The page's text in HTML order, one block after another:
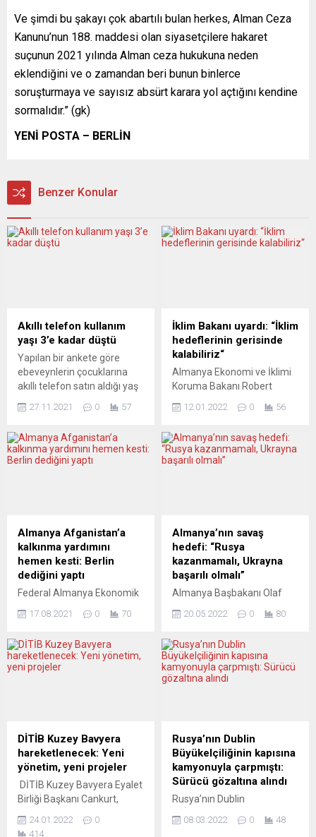
Ve şimdi bu şakayı çok abartılı bulan herkes, Alman Ceza
Kanunu’nun 188. maddesi olan siyasetçilere hakaret
suçunun 2021 yılında Alman ceza hukukuna neden
eklendiğini ve o zamandan beri bunun binlerce
soruşturmaya ve sayısız absürt karara yol açtığını kendine
sormalıdır.” (gk)
YENİ POSTA – BERLİN
Benzer Konular
Akıllı telefon kullanım
yaşı 3’e kadar düştü
Yapılan bir ankete göre
ebeveynlerin çocuklarına
akıllı telefon satın aldığı yaş
babaların yarısı ise akıllı
öngörüyor. Çocuklar kaç
yaşından itibaren akıllı
kuruluşu YouGov’un son
anketine göre, akıllı...
27.11.2021 0 57
İklim Bakanı uyardı: “İklim
hedeflerinin gerisinde
kalabiliriz“
Almanya Ekonomi ve İklimi
Koruma Bakanı Robert
alınmaması halinde
koruma hedeflerinin
arkasında kalacağı
iklim değişikliğiyle mücadele
programına ilişkin
değerlendirmelerde
bulundu. Ülkesinin iklimi
koruma konusunda çok
kapsamlı bir görevle karşı
karşıya olduğunu belirten
12.01.2022 0 56
Almanya Afganistan’a
kalkınma yardımını
hemen kesti: Berlin
dediğini yaptı
Federal Almanya Ekonomik
Gerd Müller, kalkınma için
bölgede hizmet veren
uzmanların da ülke dışına
olarak, daha önce ilan ettiği
şekilde, bu devlete yapılan
kalkınma yardımını
durdurduğunu açıkladı.
Federal Kalkınma Bakanı
Gerd Müller,...
17.08.2021 0 70
Almanya’nın savaş
hedefi: “Rusya
kazanmamalı, Ukrayna
başarılı olmalı”
Almanya Başbakanı Olaf
arasındaki savaşta
ve Ukrayna’nın başarılı
olmasını hedeflediklerini
söyledi. Olaf Scholz, Federal
çeşitli zorlukların ve krizlerin
üstesinden geldiğini belirtti.
Rusya ile Ukrayna arasındaki
savaşa işaret eden Scholz,
bu savaşın kuşkusuz bu
zorlukların en büyüğü...
20.05.2022 0 80
DİTİB Kuzey Bavyera
hareketlenecek: Yeni
yönetim, yeni projeler
DİTİB Kuzey Bavyera Eyalet
Birliği Başkanı Cankurt,
sorumluluk aldık ve yeni
24.01.2022
0
414
Rusya’nın Dublin
Büyükelçiliğinin kapısına
kamyonuyla çarpmıştı:
Sürücü gözaltına alındı
Rusya’nın Dublin
kamyonuyla çarpan
08.03.2022 0 48